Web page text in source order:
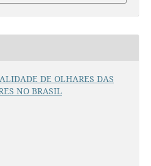
DE OLHARES DAS
NO BRASIL